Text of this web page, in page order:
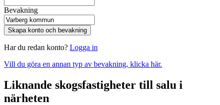
Bevakning
Skapa konto och bevakning
Har du redan konto? Logga in
Vill du göra en annan typ av bevakning, klicka här.
Liknande skogsfastigheter till salu i
närheten